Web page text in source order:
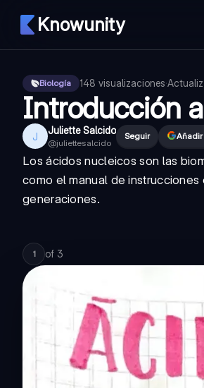
Knowunity
Biología 148 visualizaciones·
Introducción
J Juliette Salcido
@juliettesalcido
Seguir
Losácidos nucleicos son las
como el manual de
generaciones.
1 of 3